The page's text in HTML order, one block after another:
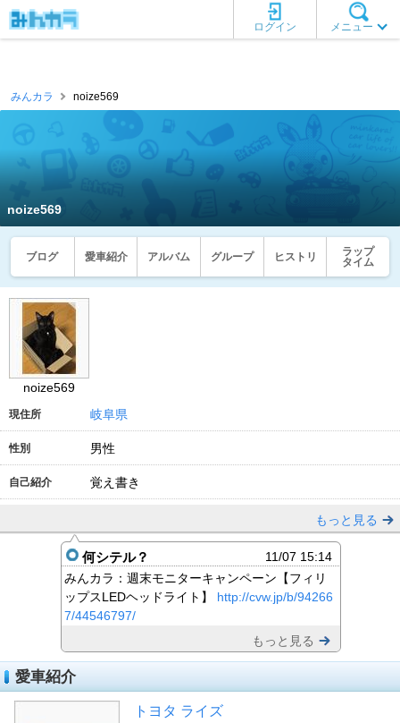
メニュー
ログイン
みんカラ noize569
noize569
ブログ 愛車紹介 アルバム グループ ヒストリ
ラップ
タイム
noize569
現住所 岐阜県
性別 男性
自己紹介 覚え書き
もっと見る
何シテル？
11/07 15:14
みんカラ：週末モニターキャンペーン【フィリ
ップスLEDヘッドライト】 http://cvw.jp/b/94266
7/44546797/
もっと見る
愛車紹介
トヨタ ライズ